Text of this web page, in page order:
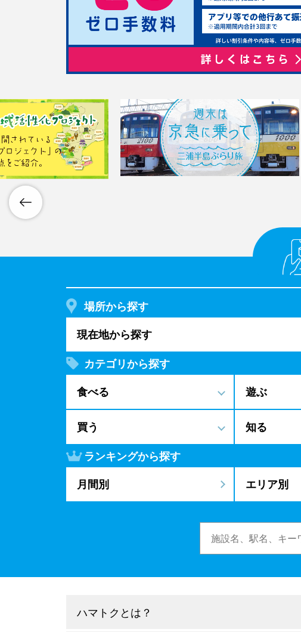
場所から探す
現在地から探す
カテゴリから探す
食べる
遊ぶ
買う 知る
ランキングから探す
月間別
エリア別
ハマトクとは？